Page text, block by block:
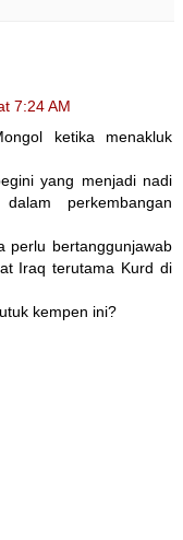
7:24 AM
ketika menakluk
yang menjadi nadi
perkembangan
perlu bertanggunjawab
Iraq terutama Kurd di
kempen ini?